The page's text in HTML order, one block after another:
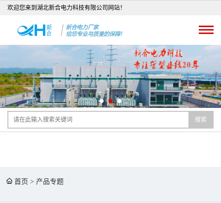
欢迎您来到湖北新合电力科技有限公司网站！
搜索
首页 > 产品专题